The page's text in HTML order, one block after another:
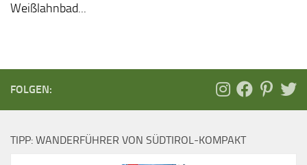
Weißlahnbad...
FOLGEN:
TIPP: WANDERFÜHRER VON SÜDTIROL-KOMPAKT